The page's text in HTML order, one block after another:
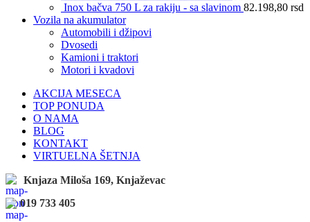
Inox bačva 750 L za rakiju - sa slavinom 82.198,80 rsd
Vozila na akumulator
Automobili i džipovi
Dvosedi
Kamioni i traktori
Motori i kvadovi
AKCIJA MESECA
TOP PONUDA
O NAMA
BLOG
KONTAKT
VIRTUELNA ŠETNJA
Knjaza Miloša 169, Knjaževac
019 733 405